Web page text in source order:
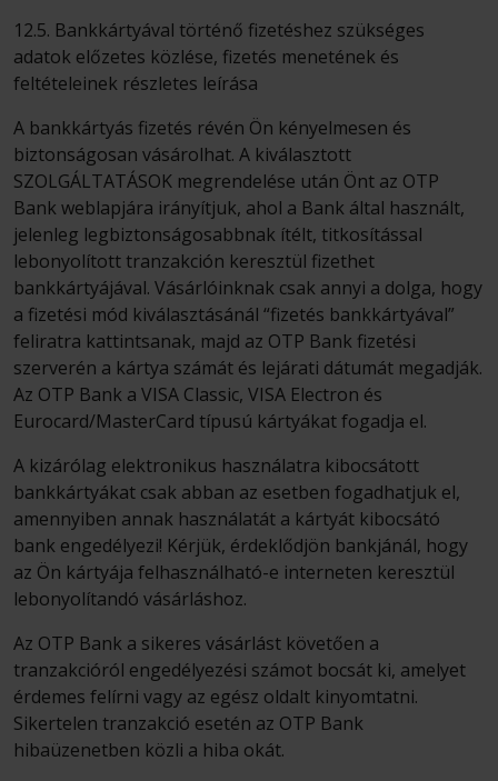
12.5. Bankkártyával történő fizetéshez szükséges
adatok előzetes közlése, fizetés menetének és
feltételeinek részletes leírása
A bankkártyás fizetés révén Ön kényelmesen és
biztonságosan vásárolhat. A kiválasztott
SZOLGÁLTATÁSOK megrendelése után Önt az OTP
Bank weblapjára irányítjuk, ahol a Bank által használt,
jelenleg legbiztonságosabbnak ítélt, titkosítással
lebonyolított tranzakción keresztül fizethet
bankkártyájával. Vásárlóinknak csak annyi a dolga, hogy
a fizetési mód kiválasztásánál “fizetés bankkártyával”
feliratra kattintsanak, majd az OTP Bank fizetési
szerverén a kártya számát és lejárati dátumát megadják.
Az OTP Bank a VISA Classic, VISA Electron és
Eurocard/MasterCard típusú kártyákat fogadja el.
A kizárólag elektronikus használatra kibocsátott
bankkártyákat csak abban az esetben fogadhatjuk el,
amennyiben annak használatát a kártyát kibocsátó
bank engedélyezi! Kérjük, érdeklődjön bankjánál, hogy
az Ön kártyája felhasználható-e interneten keresztül
lebonyolítandó vásárláshoz.
Az OTP Bank a sikeres vásárlást követően a
tranzakcióról engedélyezési számot bocsát ki, amelyet
érdemes felírni vagy az egész oldalt kinyomtatni.
Sikertelen tranzakció esetén az OTP Bank
hibaüzenetben közli a hiba okát.